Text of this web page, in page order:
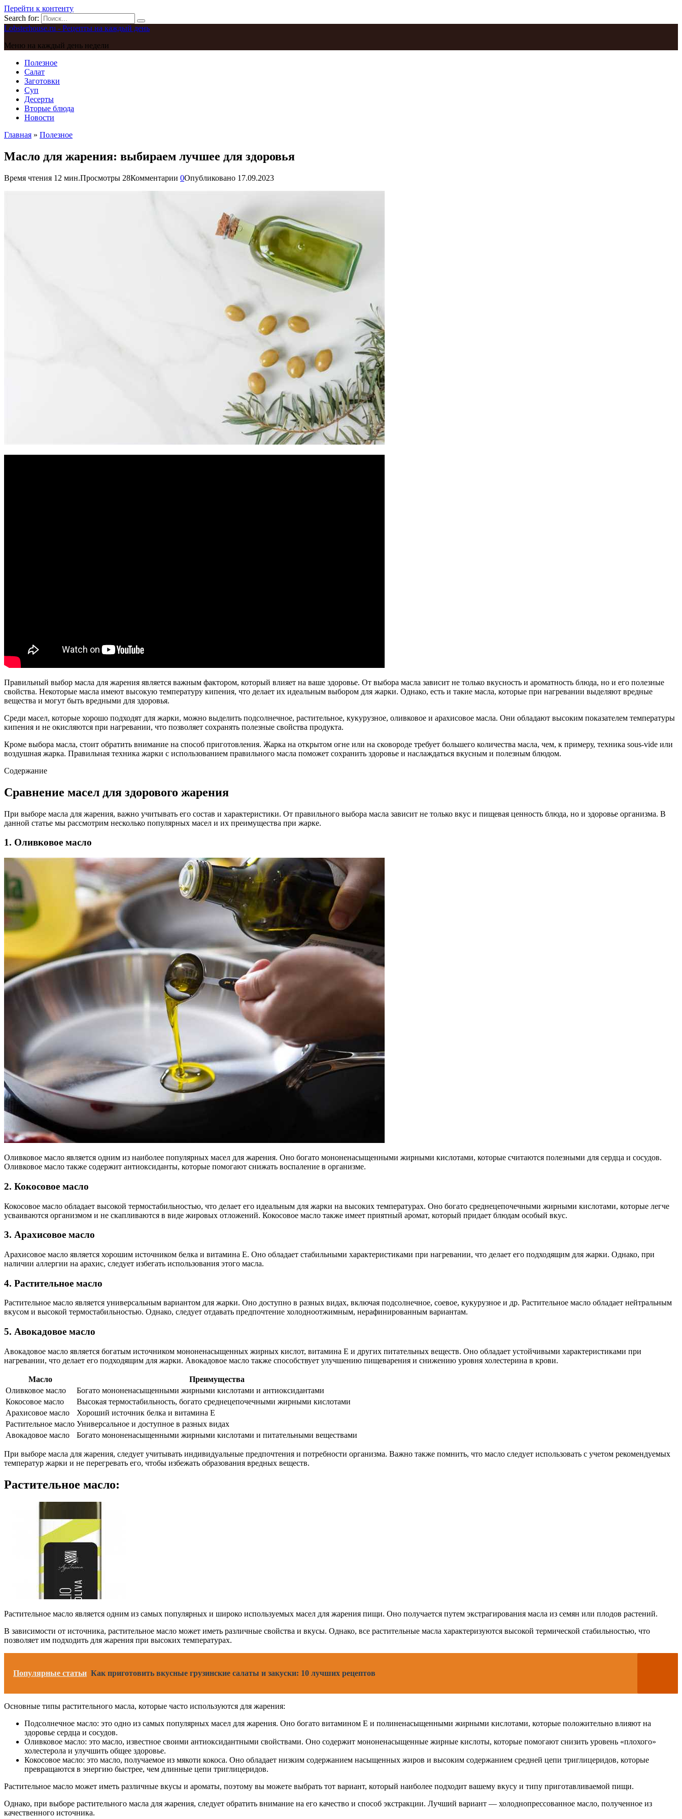
Перейти к контенту
Search for:
Lobsterhouse.ru - Рецепты на каждый день
Меню на каждый день недели
Полезное
Салат
Заготовки
Суп
Десерты
Вторые блюда
Новости
Главная » Полезное
Масло для жарения: выбираем лучшее для здоровья
Время чтения 12 мин.Просмотры 28Комментарии 0Опубликовано 17.09.2023
Правильный выбор масла для жарения является важным фактором, который влияет на ваше здоровье. От выбора масла зависит не только вкусность и ароматность блюда, но и его полезные
свойства. Некоторые масла имеют высокую температуру кипения, что делает их идеальным выбором для жарки. Однако, есть и такие масла, которые при нагревании выделяют вредные
вещества и могут быть вредными для здоровья.
Среди масел, которые хорошо подходят для жарки, можно выделить подсолнечное, растительное, кукурузное, оливковое и арахисовое масла. Они обладают высоким показателем температуры
кипения и не окисляются при нагревании, что позволяет сохранять полезные свойства продукта.
Кроме выбора масла, стоит обратить внимание на способ приготовления. Жарка на открытом огне или на сковороде требует большего количества масла, чем, к примеру, техника sous-vide или
воздушная жарка. Правильная техника жарки с использованием правильного масла поможет сохранить здоровье и наслаждаться вкусным и полезным блюдом.
Содержание
Сравнение масел для здорового жарения
При выборе масла для жарения, важно учитывать его состав и характеристики. От правильного выбора масла зависит не только вкус и пищевая ценность блюда, но и здоровье организма. В
данной статье мы рассмотрим несколько популярных масел и их преимущества при жарке.
1. Оливковое масло
Оливковое масло является одним из наиболее популярных масел для жарения. Оно богато мононенасыщенными жирными кислотами, которые считаются полезными для сердца и сосудов.
Оливковое масло также содержит антиоксиданты, которые помогают снижать воспаление в организме.
2. Кокосовое масло
Кокосовое масло обладает высокой термостабильностью, что делает его идеальным для жарки на высоких температурах. Оно богато среднецепочечными жирными кислотами, которые легче
усваиваются организмом и не скапливаются в виде жировых отложений. Кокосовое масло также имеет приятный аромат, который придает блюдам особый вкус.
3. Арахисовое масло
Арахисовое масло является хорошим источником белка и витамина Е. Оно обладает стабильными характеристиками при нагревании, что делает его подходящим для жарки. Однако, при
наличии аллергии на арахис, следует избегать использования этого масла.
4. Растительное масло
Растительное масло является универсальным вариантом для жарки. Оно доступно в разных видах, включая подсолнечное, соевое, кукурузное и др. Растительное масло обладает нейтральным
вкусом и высокой термостабильностью. Однако, следует отдавать предпочтение холодноотжимным, нерафинированным вариантам.
5. Авокадовое масло
Авокадовое масло является богатым источником мононенасыщенных жирных кислот, витамина Е и других питательных веществ. Оно обладает устойчивыми характеристиками при
нагревании, что делает его подходящим для жарки. Авокадовое масло также способствует улучшению пищеварения и снижению уровня холестерина в крови.
Масло
Преимущества
Оливковое масло
Богато мононенасыщенными жирными кислотами и антиоксидантами
Кокосовое масло
Высокая термостабильность, богато среднецепочечными жирными кислотами
Арахисовое масло
Хороший источник белка и витамина Е
Растительное масло Универсальное и доступное в разных видах
Авокадовое масло
Богато мононенасыщенными жирными кислотами и питательными веществами
При выборе масла для жарения, следует учитывать индивидуальные предпочтения и потребности организма. Важно также помнить, что масло следует использовать с учетом рекомендуемых
температур жарки и не перегревать его, чтобы избежать образования вредных веществ.
Растительное масло:
Растительное масло является одним из самых популярных и широко используемых масел для жарения пищи. Оно получается путем экстрагирования масла из семян или плодов растений.
В зависимости от источника, растительное масло может иметь различные свойства и вкусы. Однако, все растительные масла характеризуются высокой термической стабильностью, что
позволяет им подходить для жарения при высоких температурах.
Популярные статьи Как приготовить вкусные грузинские салаты и закуски: 10 лучших рецептов
Основные типы растительного масла, которые часто используются для жарения:
Подсолнечное масло: это одно из самых популярных масел для жарения. Оно богато витамином Е и полиненасыщенными жирными кислотами, которые положительно влияют на
здоровье сердца и сосудов.
Оливковое масло: это масло, известное своими антиоксидантными свойствами. Оно содержит мононенасыщенные жирные кислоты, которые помогают снизить уровень «плохого»
холестерола и улучшить общее здоровье.
Кокосовое масло: это масло, получаемое из мякоти кокоса. Оно обладает низким содержанием насыщенных жиров и высоким содержанием средней цепи триглицеридов, которые
превращаются в энергию быстрее, чем длинные цепи триглицеридов.
Растительное масло может иметь различные вкусы и ароматы, поэтому вы можете выбрать тот вариант, который наиболее подходит вашему вкусу и типу приготавливаемой пищи.
Однако, при выборе растительного масла для жарения, следует обратить внимание на его качество и способ экстракции. Лучший вариант — холоднопрессованное масло, полученное из
качественного источника.